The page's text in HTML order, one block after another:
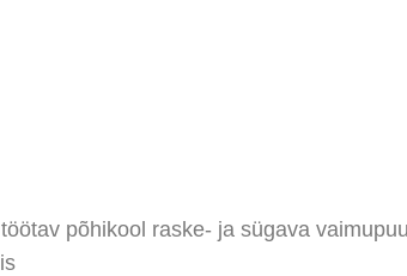
põhikool raske- ja sügava